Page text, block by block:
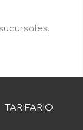
TARIFARIO